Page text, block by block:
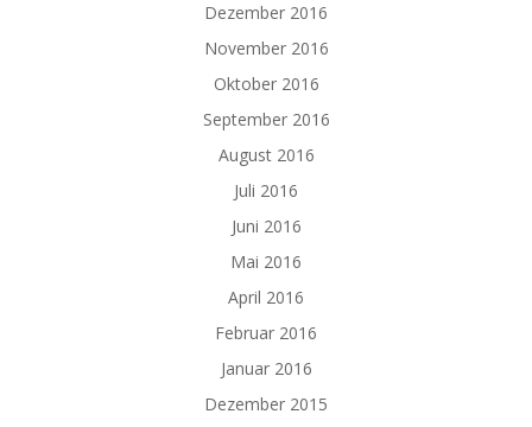
Dezember 2016
November 2016
Oktober 2016
September 2016
August 2016
Juli 2016
Juni 2016
Mai 2016
April 2016
Februar 2016
Januar 2016
Dezember 2015